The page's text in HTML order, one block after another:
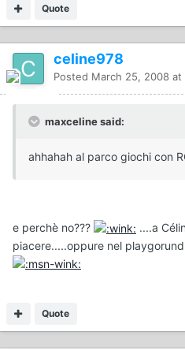
Quote
celine978
Posted March 25, 2008 at
maxceline said:
ahhahah al parco giochi con
e perchè no???
....a
piacere.....oppure nel
Quote